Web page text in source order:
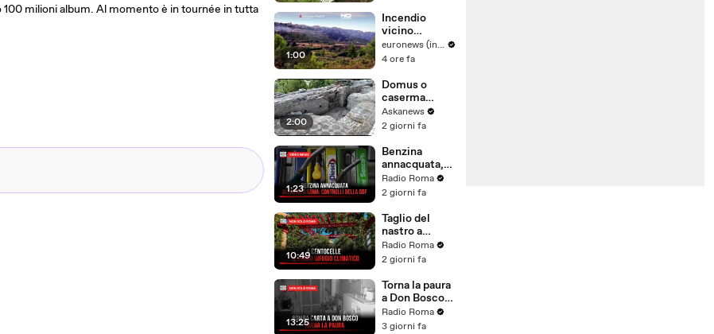
milioni album. Al momento è in tournée in tutta
rivoluzione
dei droni
1:00
Incendio
vicino
Narbonne
brucia 100
Francia
euronews (in Italiano)
4 ore fa
2:00
Domus o
caserma
vigili? La
scoperta al
con lavori
PNRR
Askanews
2 giorni fa
1:23
Benzina
annacquata,
allarme a
Roma:
Guardia di
Finanza
Radio Roma
2 giorni fa
10:49
Taglio del
nastro a
Centocelle,
inaugurato il
fito-
bioclimatico
di Roma
Radio Roma
2 giorni fa
13:25
Torna la paura
a Don Bosco
dopo la
seconda
Radio Roma
3 giorni fa